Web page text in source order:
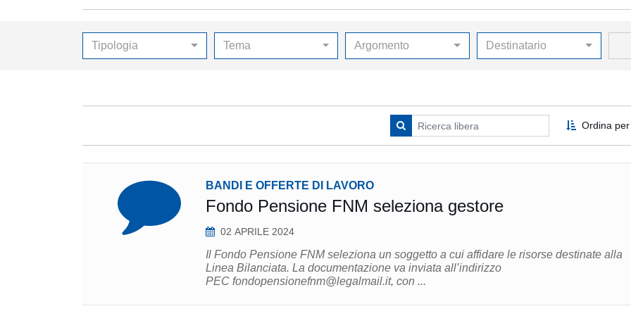
Tipologia Tema Argomento Destinatario
Ordina
BANDI E OFFERTE DI LAVORO
Fondo Pensione FNM seleziona gestore
02 APRILE 2024
Il Fondo Pensione FNM seleziona un soggetto a cui affidare le risorse destinate alla
Linea Bilanciata. La documentazione va inviata all’indirizzo
PEC fondopensionefnm@legalmail.it, con ...